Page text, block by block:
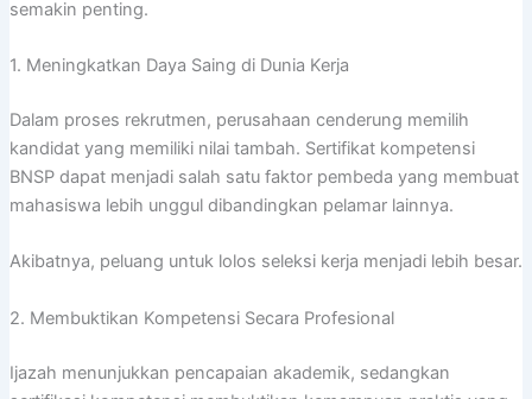
semakin penting.
1. Meningkatkan Daya Saing di Dunia Kerja
Dalam proses rekrutmen, perusahaan cenderung memilih
kandidat yang memiliki nilai tambah. Sertifikat kompetensi
BNSP dapat menjadi salah satu faktor pembeda yang membuat
mahasiswa lebih unggul dibandingkan pelamar lainnya.
Akibatnya, peluang untuk lolos seleksi kerja menjadi lebih besar.
2. Membuktikan Kompetensi Secara Profesional
Ijazah menunjukkan pencapaian akademik, sedangkan